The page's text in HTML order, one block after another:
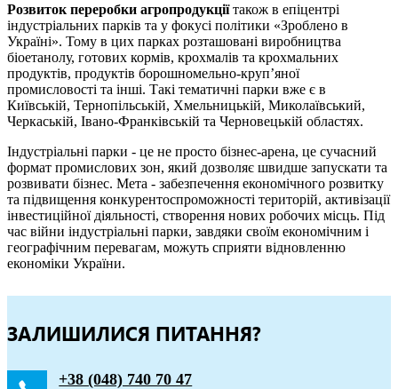
Розвиток переробки агропродукціїтакож в епіцентрі
індустріальних парків та у фокусі політики «Зроблено в
Україні». Тому в цих парках розташовані виробництва
біоетанолу, готових кормів, крохмалів та крохмальних
продуктів, продуктів борошномельно-круп’яної
промисловості та інші. Такі тематичні парки вже є в
Київській, Тернопільській, Хмельницькій, Миколаївський,
Черкаській, Івано-Франківській та Черновецькій областях.
Індустріальні парки - це не просто бізнес-арена, це сучасний
формат промислових зон, який дозволяє швидше запускати та
розвивати бізнес. Мета - забезпечення економічного розвитку
та підвищення конкурентоспроможності територій, активізації
інвестиційної діяльності, створення нових робочих місць. Під
час війни індустріальні парки, завдяки своїм економічним і
географічним перевагам, можуть сприяти відновленню
економіки України.
ЗАЛИШИЛИСЯ ПИТАННЯ?
+38 (048) 740 70 47